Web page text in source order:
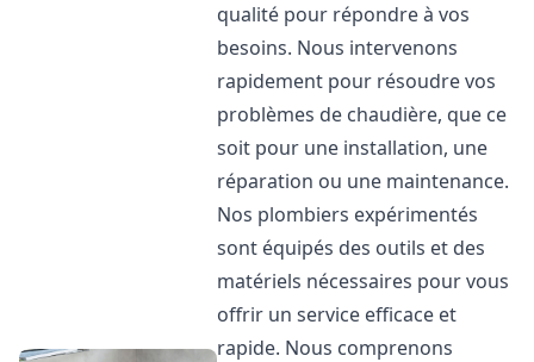
qualité pour répondre à vos
besoins. Nous intervenons
rapidement pour résoudre vos
problèmes de chaudière, que ce
soit pour une installation, une
réparation ou une maintenance.
Nos plombiers expérimentés
sont équipés des outils et des
matériels nécessaires pour vous
offrir un service efficace et
rapide. Nous comprenons